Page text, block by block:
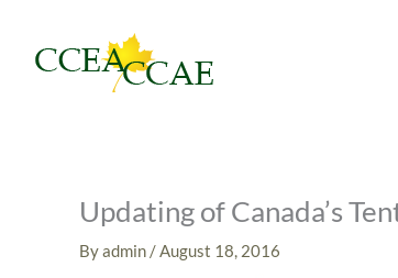
Updating of Canada’s
Byadmin /August 18, 2016